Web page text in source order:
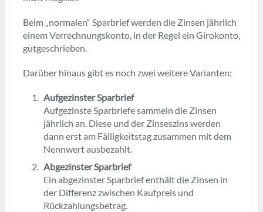
Beim „normalen“ Sparbrief werden die Zinsen jährlich
einem Verrechnungskonto, in der Regel ein Girokonto,
gutgeschrieben.
Darüber hinaus gibt es noch zwei weitere Varianten:
Aufgezinster Sparbrief
Aufgezinste Sparbriefe sammeln die Zinsen
jährlich an. Diese und der Zinseszins werden
dann erst am Fälligkeitstag zusammen mit dem
Nennwert ausbezahlt.
Abgezinster Sparbrief
Ein abgezinster Sparbrief enthält die Zinsen in
der Differenz zwischen Kaufpreis und
Rückzahlungsbetrag.